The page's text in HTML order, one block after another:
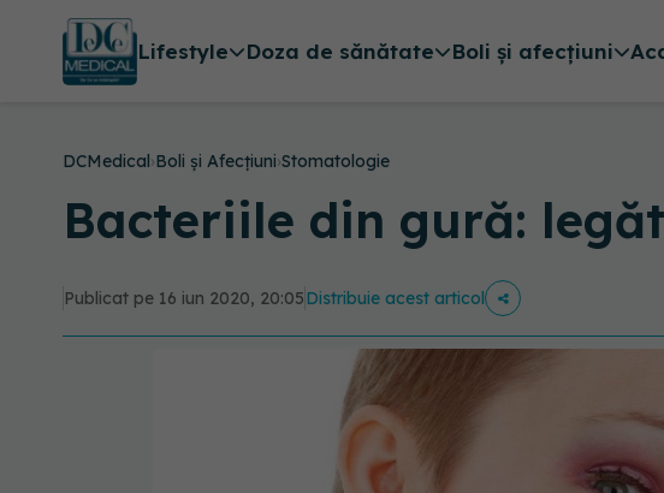
Lifestyle Doza de sănătate Boli și afecțiuni
DCMedical›Boli și Afecțiuni›Stomatologie
Bacteriile din gură:
Publicat pe 16 iun 2020, 20:05Distribuie acest articol